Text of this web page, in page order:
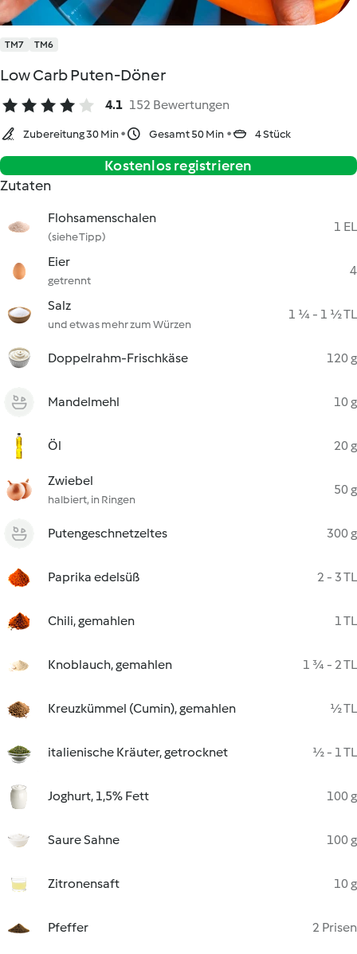
TM7 TM6
Low Carb Puten-Döner
4.1 152 Bewertungen
Zubereitung 30 Min Gesamt 50 Min 4 Stück
Kostenlos registrieren
Zutaten
Flohsamenschalen
(siehe Tipp)
1 EL
Eier
getrennt
4
Salz
und etwas mehr zum Würzen
1 ¼ - 1 ½ TL
Doppelrahm-Frischkäse 120 g
Mandelmehl 10 g
Öl 20 g
Zwiebel
halbiert, in Ringen
50 g
Putengeschnetzeltes 300 g
Paprika edelsüß 2 - 3 TL
Chili, gemahlen 1 TL
Knoblauch, gemahlen 1 ¾ - 2 TL
Kreuzkümmel (Cumin), gemahlen ½ TL
italienische Kräuter, getrocknet ½ - 1 TL
Joghurt, 1,5% Fett 100 g
Saure Sahne 100 g
Zitronensaft 10 g
Pfeffer 2 Prisen